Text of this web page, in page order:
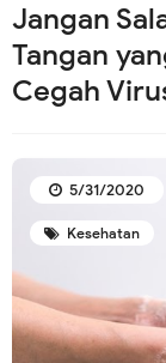
Jangan
Tangan
Cegah
Kesehatan
5/31/2020